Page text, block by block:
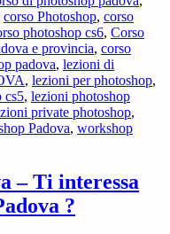
corso Photoshop, corso
photoshop cs6, Corso
e provincia, corso
padova, lezioni di
, lezioni per photoshop,
cs5, lezioni photoshop
private photoshop,
Padova, workshop
– Ti interessa
?